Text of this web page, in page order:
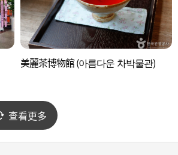
美麗茶博物館 (아름다운 차박물관)
查看更多